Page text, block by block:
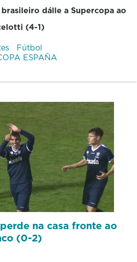
dálle a Supercopa ao
(4-1)
Fútbol
ESPAÑA
na casa fronte ao
(0-2)